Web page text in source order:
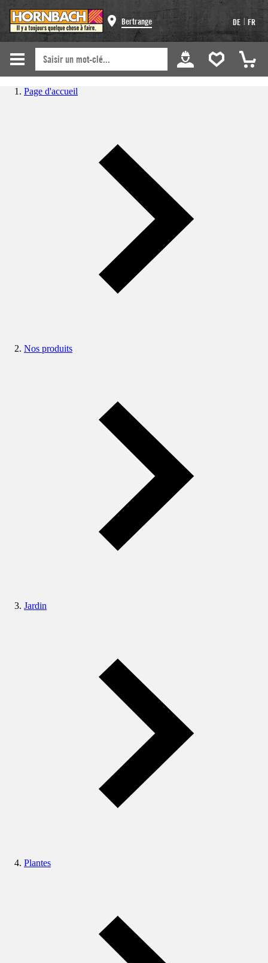
Bertrange DE | FR
Page d'accueil
Nos produits
Jardin
Plantes